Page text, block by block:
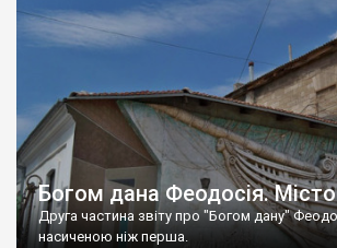
Богом дана Феодосія.
Друга частина звіту про "Богом дану"
насиченою ніж перша.